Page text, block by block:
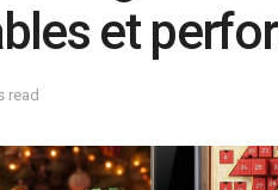
et
read